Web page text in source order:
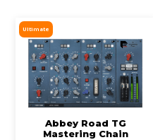
Ultimate
Abbey Road TG
Mastering Chain